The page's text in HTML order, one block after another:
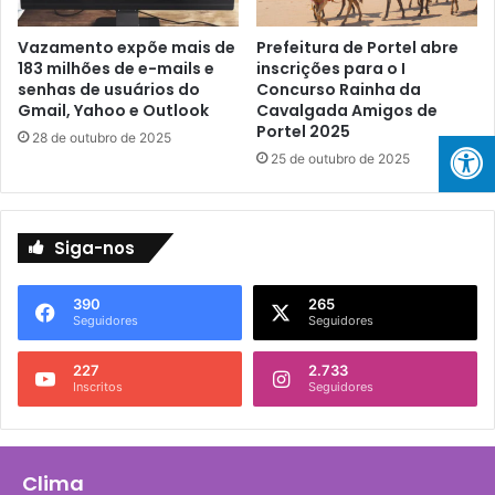
g
u
r
a
ç
ã
d
e
N
v
E
l
s
R
e
d
e
s
d
e
e
s
i
n
f
m
ç
o
Vazamento expõe mais de
183 milhões de e-mails e
senhas de usuários do
Gmail, Yahoo e Outlook
28 de outubro de 2025
Prefeitura de Portel abre
inscrições para o I
Concurso Rainha da
Cavalgada Amigos de
Portel 2025
25 de outubro de 2025
Siga-nos
390
Seguidores
265
Seguidores
227
Inscritos
2.733
Seguidores
Clima